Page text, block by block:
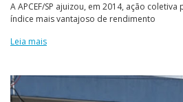
A APCEF/SP ajuizou, em 2014, ação
índice mais vantajoso de rendimento
Leia mais